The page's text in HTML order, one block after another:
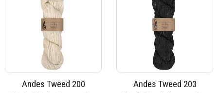
Andes Tweed 200 Andes Tweed 203